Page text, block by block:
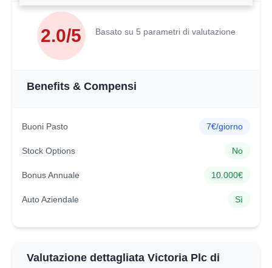
2.0/5 Basato su 5 parametri di valutazione
Benefits & Compensi
Buoni Pasto 7€/giorno
Stock Options No
Bonus Annuale 10.000€
Auto Aziendale Sì
Valutazione dettagliata Victoria Plc di